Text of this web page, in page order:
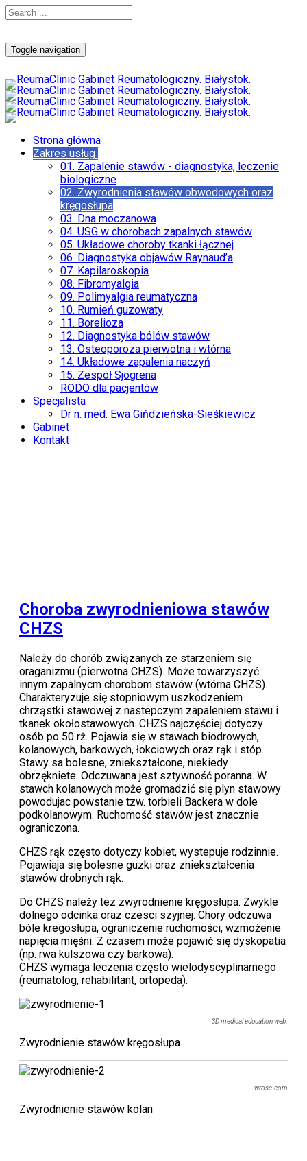
Toggle navigation
Strona główna
Zakres usług
01. Zapalenie stawów - diagnostyka, leczenie
biologiczne
02. Zwyrodnienia stawów obwodowych oraz
kręgosłupa
03. Dna moczanowa
04. USG w chorobach zapalnych stawów
05. Układowe choroby tkanki łącznej
06. Diagnostyka objawów Raynaud’a
07. Kapilaroskopia
08. Fibromyalgia
09. Polimyalgia reumatyczna
10. Rumień guzowaty
11. Borelioza
12. Diagnostyka bólów stawów
13. Osteoporoza pierwotna i wtórna
14. Układowe zapalenia naczyń
15. Zespół Sjögrena
RODO dla pacjentów
Specjalista
Dr n. med. Ewa Gińdzieńska-Sieśkiewicz
Gabinet
Kontakt
Choroba zwyrodnieniowa stawów
CHZS
Należy do chorób związanych ze starzeniem się
oraganizmu (pierwotna CHZS). Może towarzyszyć
innym zapalnycm chorobom stawów (wtórna CHZS).
Charakteryzuje się stopniowym uszkodzeniem
chrząstki stawowej z nastepczym zapaleniem stawu i
tkanek okołostawowych. CHZS najczęściej dotyczy
osób po 50 rż. Pojawia się w stawach biodrowych,
kolanowych, barkowych, łokciowych oraz rąk i stóp.
Stawy sa bolesne, zniekształcone, niekiedy
obrzękniete. Odczuwana jest sztywność poranna. W
stawch kolanowych może gromadzić się plyn stawowy
powodujac powstanie tzw. torbieli Backera w dole
podkolanowym. Ruchomość stawów jest znacznie
ograniczona.
CHZS rąk często dotyczy kobiet, wystepuje rodzinnie.
Pojawiaja się bolesne guzki oraz zniekształcenia
stawów drobnych rąk.
Do CHZS należy tez zwyrodnienie kręgosłupa. Zwykle
dolnego odcinka oraz czesci szyjnej. Chory odczuwa
bóle kregosłupa, ograniczenie ruchomości, wzmożenie
napięcia mięśni. Z czasem może pojawić się dyskopatia
(np. rwa kulszowa czy barkowa).
CHZS wymaga leczenia często wielodyscyplinarnego
(reumatolog, rehabilitant, ortopeda).
3D medical education web.
Zwyrodnienie stawów kręgosłupa
wrosc.com
Zwyrodnienie stawów kolan